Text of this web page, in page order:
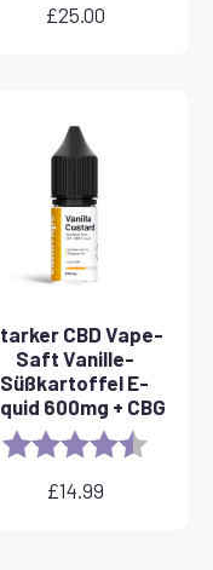
£25.00
CBD Vape-
Saft Vanille-
Süßkartoffel E-
600mg + CBG
Rating: 4.6 out
£14.99